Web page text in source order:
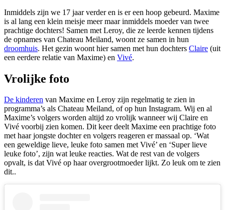
Inmiddels zijn we 17 jaar verder en is er een hoop gebeurd. Maxime
is al lang een klein meisje meer maar inmiddels moeder van twee
prachtige dochters! Samen met Leroy, die ze leerde kennen tijdens
de opnames van Chateau Meiland, woont ze samen in hun
droomhuis. Het gezin woont hier samen met hun dochters Claire (uit
een eerdere relatie van Maxime) en Vivé.
Vrolijke foto
De kinderen van Maxime en Leroy zijn regelmatig te zien in
programma’s als Chateau Meiland, of op hun Instagram. Wij en al
Maxime’s volgers worden altijd zo vrolijk wanneer wij Claire en
Vivé voorbij zien komen. Dit keer deelt Maxime een prachtige foto
met haar jongste dochter en volgers reageren er massaal op. ‘Wat
een geweldige lieve, leuke foto samen met Vivé’ en ‘Super lieve
leuke foto’, zijn wat leuke reacties. Wat de rest van de volgers
opvalt, is dat Vivé op haar overgrootmoeder lijkt. Zo leuk om te zien
dit..